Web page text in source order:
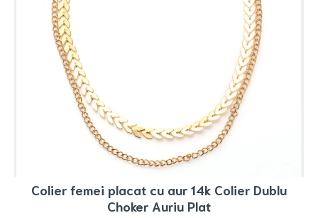
Colier femei placat cu aur 14k Colier Dublu
Choker Auriu Plat